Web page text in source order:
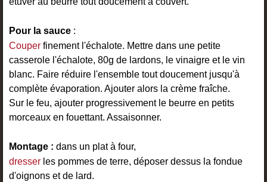
Pour la sauce :
Couper finement l'échalote. Mettre dans une petite
casserole l'échalote, 80g de lardons, le vinaigre et le vin
blanc. Faire réduire l'ensemble tout doucement jusqu'à
complète évaporation. Ajouter alors la crème fraîche.
Sur le feu, ajouter progressivement le beurre en petits
morceaux en fouettant. Assaisonner.
Montage : dans un plat à four,
dresser les pommes de terre, déposer dessus la fondue
d'oignons et de lard.